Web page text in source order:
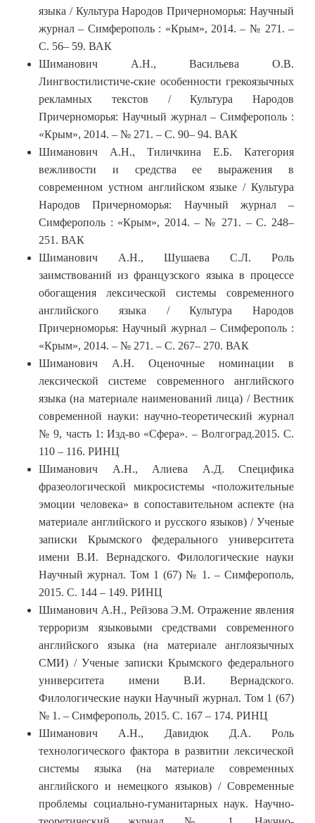
языка / Культура Народов Причерноморья: Научный
журнал – Симферополь : «Крым», 2014. – № 271. –
С. 56– 59. ВАК
Шиманович А.Н., Васильева О.В.
Лингвостилистиче-ские особенности грекоязычных
рекламных текстов / Культура Народов
Причерноморья: Научный журнал – Симферополь :
«Крым», 2014. – № 271. – С. 90– 94. ВАК
Шиманович А.Н., Тиличкина Е.Б. Категория
вежливости и средства ее выражения в
современном устном английском языке / Культура
Народов Причерноморья: Научный журнал –
Симферополь : «Крым», 2014. – № 271. – С. 248–
251. ВАК
Шиманович А.Н., Шушаева С.Л. Роль
заимствований из французского языка в процессе
обогащения лексической системы современного
английского языка / Культура Народов
Причерноморья: Научный журнал – Симферополь :
«Крым», 2014. – № 271. – С. 267– 270. ВАК
Шиманович А.Н. Оценочные номинации в
лексической системе современного английского
языка (на материале наименований лица) / Вестник
современной науки: научно-теоретический журнал
№ 9, часть 1: Изд-во «Сфера». – Волгоград.2015. С.
110 – 116. РИНЦ
Шиманович А.Н., Алиева А.Д. Специфика
фразеологической микросистемы «положительные
эмоции человека» в сопоставительном аспекте (на
материале английского и русского языков) / Ученые
записки Крымского федерального университета
имени В.И. Вернадского. Филологические науки
Научный журнал. Том 1 (67) № 1. – Симферополь,
2015. С. 144 – 149. РИНЦ
Шиманович А.Н., Рейзова Э.М. Отражение явления
терроризм языковыми средствами современного
английского языка (на материале англоязычных
СМИ) / Ученые записки Крымского федерального
университета имени В.И. Вернадского.
Филологические науки Научный журнал. Том 1 (67)
№ 1. – Симферополь, 2015. С. 167 – 174. РИНЦ
Шиманович А.Н., Давидюк Д.А. Роль
технологического фактора в развитии лексической
системы языка (на материале современных
английского и немецкого языков) / Современные
проблемы социально-гуманитарных наук. Научно-